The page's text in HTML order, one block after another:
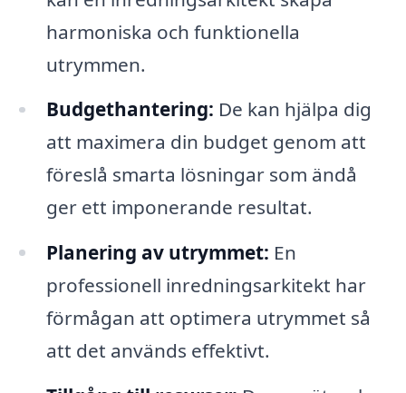
harmoniska och funktionella
utrymmen.
Budgethantering: De kan hjälpa dig
att maximera din budget genom att
föreslå smarta lösningar som ändå
ger ett imponerande resultat.
Planering av utrymmet: En
professionell inredningsarkitekt har
förmågan att optimera utrymmet så
att det används effektivt.